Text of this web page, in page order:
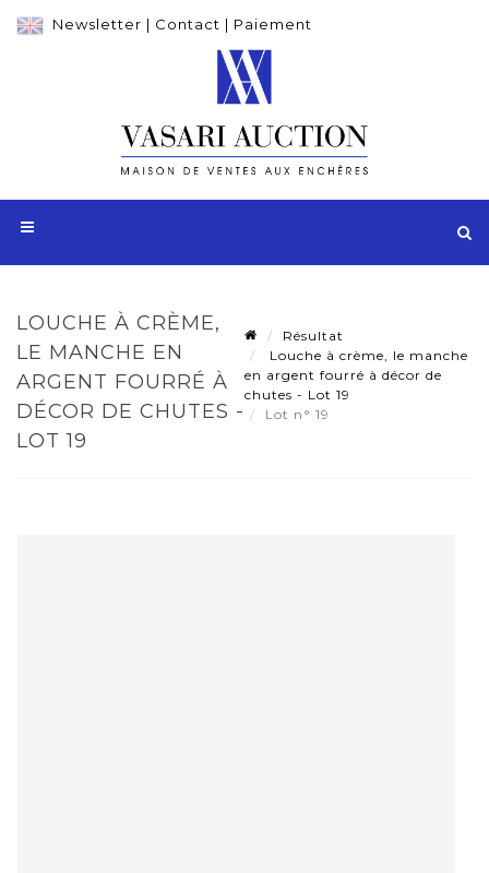
Newsletter | Contact | Paiement
LOUCHE À CRÈME,
LE MANCHE EN
ARGENT FOURRÉ À
DÉCOR DE CHUTES -
LOT 19
Résultat
Louche à crème, le manche
en argent fourré à décor de
chutes - Lot 19
Lot n° 19